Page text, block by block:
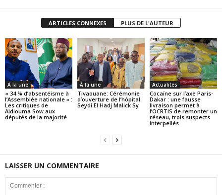
ARTICLES CONNEXES PLUS DE L'AUTEUR
À la une
« 34 % d’absentéisme à
l’Assemblée nationale » :
Les critiques de
Aldiouma Sow aux
députés de la majorité
À la une
Tivaouane: Cérémonie
d’ouverture de l’hôpital
Seydi El Hadj Malick Sy
Actualités
Cocaïne sur l’axe Paris-
Dakar : une fausse
livraison permet à
l’OCRTIS de remonter un
réseau, trois suspects
interpellés
LAISSER UN COMMENTAIRE